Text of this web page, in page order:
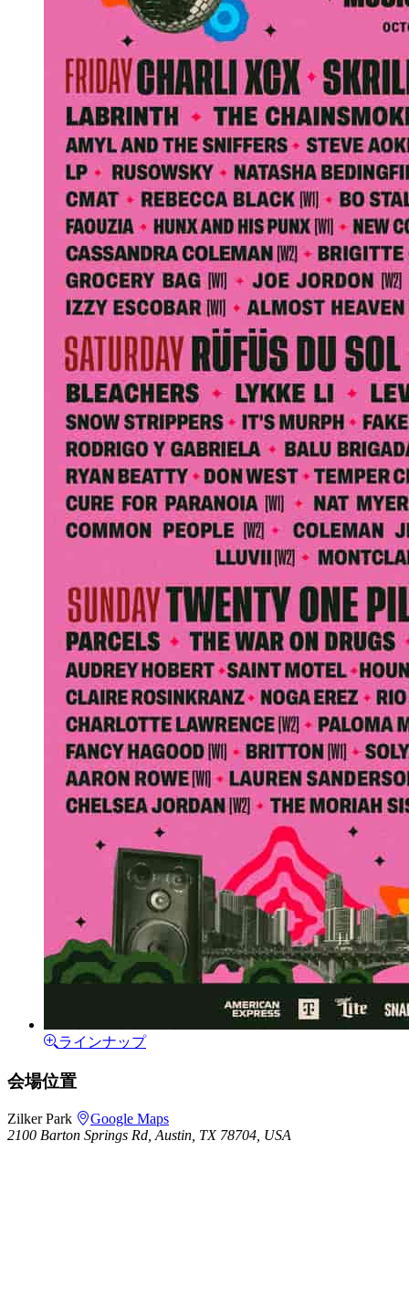
ラインナップ
会場位置
Zilker Park
Google Maps
2100 Barton Springs Rd, Austin, TX 78704, USA